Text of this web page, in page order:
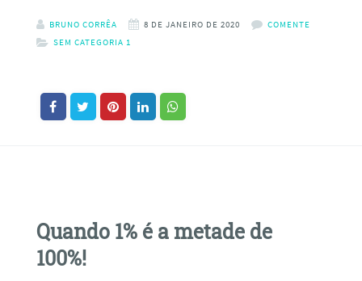
BRUNO CORRÊA 8 DE JANEIRO DE 2020
COMENTE
SEM CATEGORIA 1
Quando 1% é a metade de
100%!